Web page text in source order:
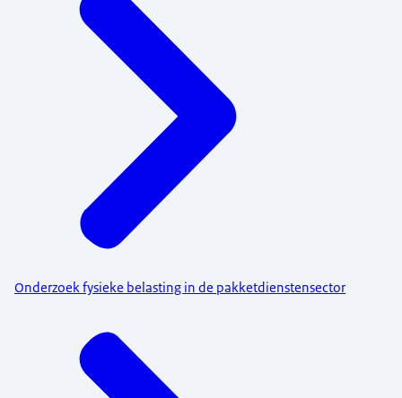
Onderzoek fysieke belasting in de pakketdienstensector